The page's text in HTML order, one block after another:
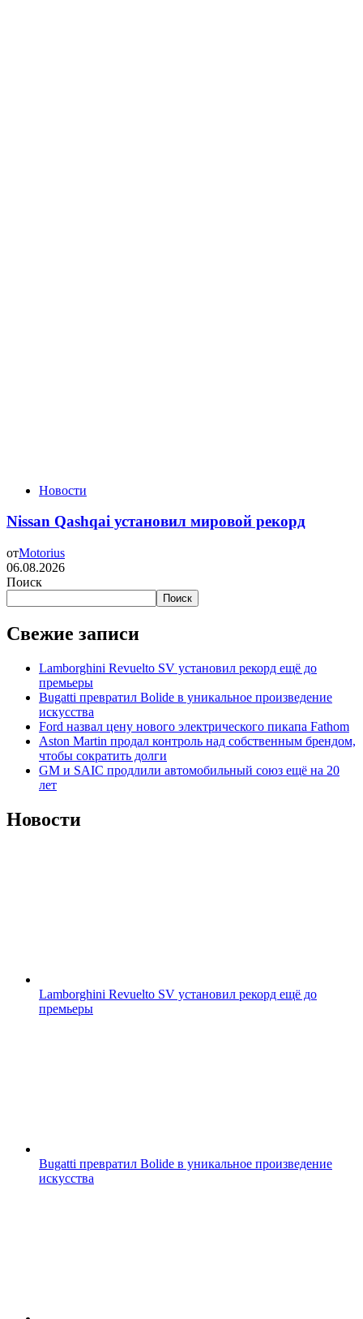
Новости
Nissan Qashqai установил мировой рекорд
отMotorius
06.08.2026
Поиск
Поиск
Свежие записи
Lamborghini Revuelto SV установил рекорд ещё до
премьеры
Bugatti превратил Bolide в уникальное произведение
искусства
Ford назвал цену нового электрического пикапа Fathom
Aston Martin продал контроль над собственным брендом,
чтобы сократить долги
GM и SAIC продлили автомобильный союз ещё на 20
лет
Новости
Lamborghini Revuelto SV установил рекорд ещё до
премьеры
Bugatti превратил Bolide в уникальное произведение
искусства